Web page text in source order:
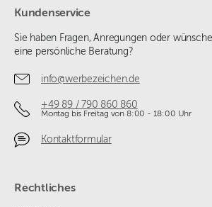
Kundenservice
Sie haben Fragen, Anregungen oder
eine persönliche Beratung?
info@werbezeichen.de
+49 89 / 790 860 860
Montag bis Freitag von 8:00 - 18:00 Uhr
Kontaktformular
Rechtliches